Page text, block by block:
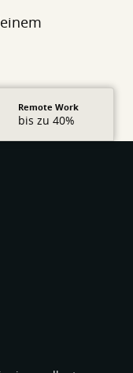
Remote Work
bis zu 40%